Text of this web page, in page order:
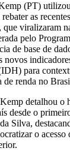
(PT)
as
viralizaram
pelo
de base de
novos
para
de renda no
detalhou o
desde o
Silva,
o acesso